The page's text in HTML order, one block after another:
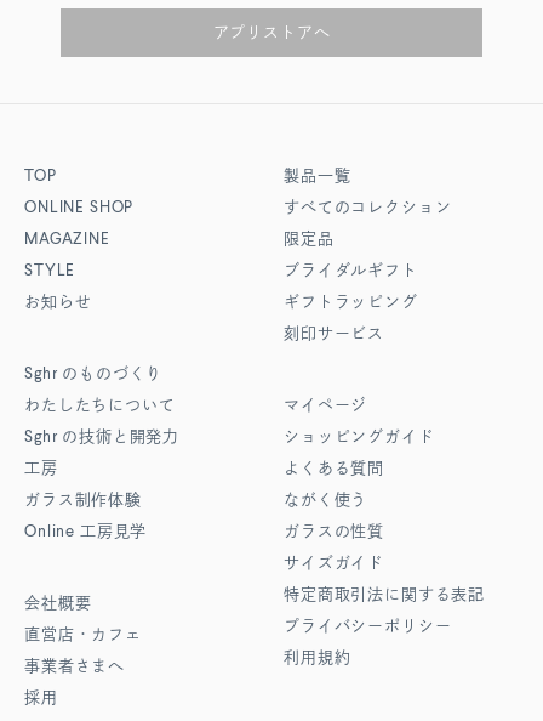
アプリストアへ
TOP
ONLINE SHOP
MAGAZINE
STYLE
お知らせ
Sghr のものづくり
わたしたちについて
Sghr の技術と開発力
工房
ガラス制作体験
Online 工房見学
会社概要
直営店・カフェ
事業者さまへ
採用
製品一覧
すべてのコレクション
限定品
ブライダルギフト
ギフトラッピング
刻印サービス
マイページ
ショッピングガイド
よくある質問
ながく使う
ガラスの性質
サイズガイド
特定商取引法に関する表記
プライバシーポリシー
利用規約